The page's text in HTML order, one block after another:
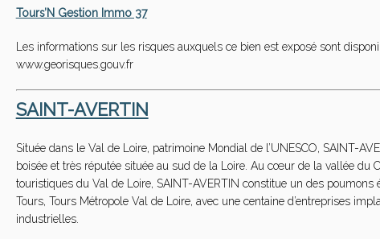
Tours’N Gestion Immo 37
Les informations sur les risques auxquels ce bien est exposé sont
www.georisques.gouv.fr
SAINT-AVERTIN
Située dans le Val de Loire, patrimoine Mondial de l’UNESCO, SAINT-
boisée et très réputée située au sud de la Loire. Au cœur de la vallée du
touristiques du Val de Loire, SAINT-AVERTIN constitue un des poumons
Tours, Tours Métropole Val de Loire, avec une centaine d’entreprises
industrielles.